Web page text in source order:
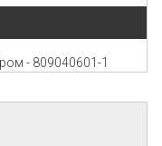
- 809040601-1